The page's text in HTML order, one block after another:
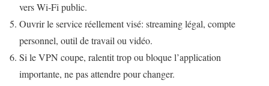
vers Wi‑Fi public.
Ouvrir le service réellement visé: streaming légal, compte
personnel, outil de travail ou vidéo.
Si le VPN coupe, ralentit trop ou bloque l’application
importante, ne pas attendre pour changer.